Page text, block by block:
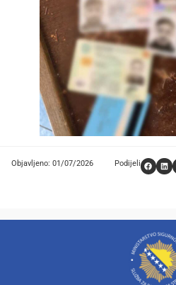
Objavljeno: 01/07/2026 Podijeli